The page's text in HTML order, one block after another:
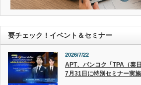
要チェック！イベント＆セミナー
2026/7/22
APT、バンコク「TPA（泰
7月31日に特別セミナー実施